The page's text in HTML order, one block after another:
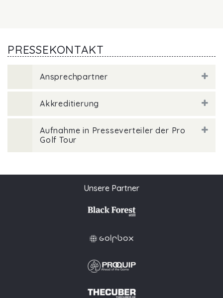
PRESSEKONTAKT
Ansprechpartner
Akkreditierung
Aufnahme in Presseverteiler der Pro
Golf Tour
Unsere Partner